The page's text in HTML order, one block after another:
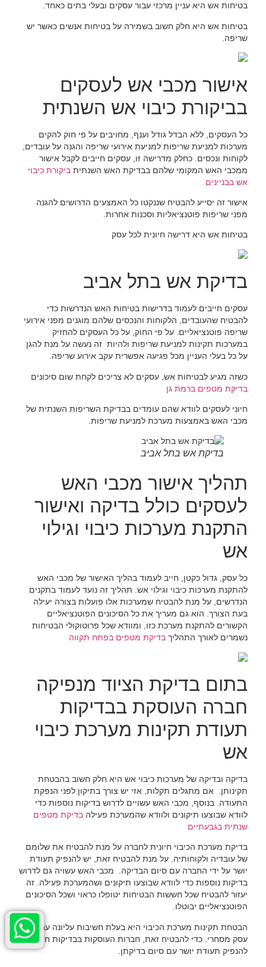
בטיחות אש היא עניין מרכזי עבור עסקים ובעלי בתים כאחד.
בטיחות אש היא חלק חשוב בשמירה על בטיחות אנשים כאשר יש
שריפה.
אישור מכבי אש לעסקים
בביקורת כיבוי אש השנתית
כל העסקים, ללא הבדל גודל וענף, מחויבים על פי חוק להקים
מערכות למניעת שריפות למניעת אירועי שריפה והגנה על עובדים,
לקוחות ונכסים. כחלק מדרישה זו, עסקים חייבים לקבל אישור
ממכבי האש המקומי שלהם בבדיקת האש השנתיתביקורת כיבוי
אש בבניינים
אישור זה יסייע להבטיח שננקטו כל האמצעים הדרושים להגנה
מפני שריפות פוטנציאליות וסכנות אחרות.
בטיחות אש היא דרישה חיונית לכל עסק
בדיקת אש בתל אביב
עסקים חייבים לעמוד בדרישות בטיחות האש הנדרשות כדי
להבטיח שהעובדים, הלקוחות והנכסים שלהם מוגנים מפני אירועי
שריפה פוטנציאליים. על פי החוק, על כל העסקים להחזיק
במערכות תקינות למניעת שריפות ולהיות זה נעשה על מנת להגן
על כל בעלי העניין מכל פגיעה אפשרית עקב אירוע שריפה.
כשזה מגיע לבטיחות אש, עסקים לא צריכים לקחת שום סיכונים
בדיקת מטפים ברמת גן
חיוני לעסקים לוודא שהם עומדים בבדיקת השריפות השנתית של
מכבי האש באמצעות מערכת למניעת שריפות.
בדיקת אש בתל אביב
תהליך אישור מכבי האש
לעסקים כולל בדיקה ואישור
התקנת מערכות כיבוי וגילוי
אש
כל עסק, גדול כקטן, חייב לעמוד בהליך האישור של מכבי האש
להתקנת מערכות כיבוי וגילוי אש. תהליך זה נועד לעמוד בתקנים
הנדרשים, על מנת להבטיח שמערכות אלו פועלות בצורה יעילה
בעת הצורך. הוא גם מעריך את כל הסיכונים הפוטנציאליים
הקשורים להתקנת מערכת כזו, ומוודא שכל פרוטוקולי הבטיחות
נשמרים לאורך התהליךבדיקת מטפים בפתח תקווה
בתום בדיקת הציוד מנפיקה
חברה העוסקת בבדיקות
תעודת תקינות מערכת כיבוי
אש
בדיקה ובדיקה של מערכות כיבוי אש היא חלק חשוב בהבטחת
תקינותן. אם מתגלים תקלות, אזי יש צורך בתיקון לפני הנפקת
התעודה. בנוסף, מכבי האש עשויים לדרוש בדיקות נוספות כדי
לוודא שבוצעו תיקונים ולוודא שהמערכת פעילהבדיקת מטפים
שנתית בגבעתיים
בדיקת מערכת הכיבוי חיונית לחברה על מנת להבטיח את שלומם
של עובדיה ולקוחותיה. על מנת להבטיח זאת, יש להנפיק תעודת
יושר על ידי החברה עם סיום הבדיקה. מכבי האש עשויה גם לדרוש
בדיקות נוספות כדי לוודא שבוצעו תיקונים ושהמערכת פעילה. זה
יעזור להבטיח שכל חששות הבטיחות יטופלו כראוי ושכל הסיכונים
הפוטנציאליים יבוטלו.
הבטחת תקינות מערכת הכיבוי היא בעלת חשיבות עליונה עבור כל
עסק מסחרי. כדי להבטיח זאת, חברות העוסקות בבדיקות חייבות
להנפיק תעודת יושר עם סיום בדיקתן.